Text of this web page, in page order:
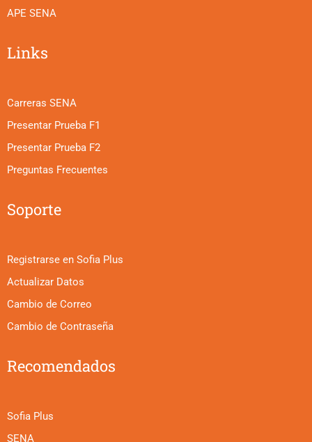
APE SENA
Links
Carreras SENA
Presentar Prueba F1
Presentar Prueba F2
Preguntas Frecuentes
Soporte
Registrarse en Sofia Plus
Actualizar Datos
Cambio de Correo
Cambio de Contraseña
Recomendados
Sofia Plus
SENA